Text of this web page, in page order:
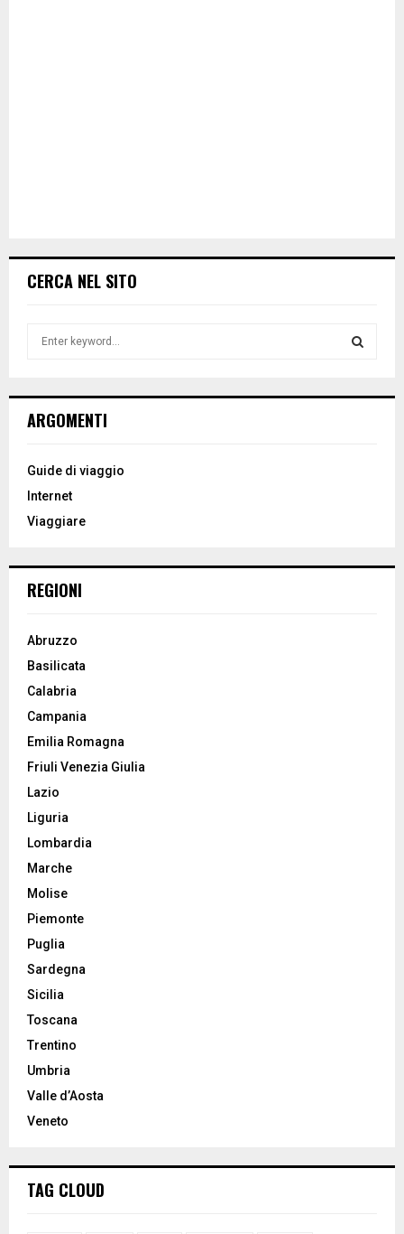
CERCA NEL SITO
h
o
:
ARGOMENTI
Guide di viaggio
Internet
Viaggiare
REGIONI
Abruzzo
Basilicata
Calabria
Campania
Emilia Romagna
Friuli Venezia Giulia
Lazio
Liguria
Lombardia
Marche
Molise
Piemonte
Puglia
Sardegna
Sicilia
Toscana
Trentino
Umbria
Valle d’Aosta
Veneto
TAG CLOUD